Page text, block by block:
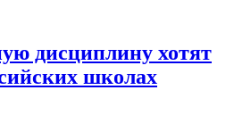
дисциплину хотят
школах